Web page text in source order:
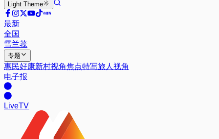
Light Theme
最新
全国
雪兰莪
专题
惠民好康新村视角焦点特写旅人视角
电子报
LiveTV